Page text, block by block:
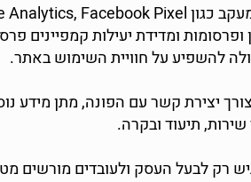
ומדידת יעילות קמפיינים
להשפיע על חוויית השימוש באתר.
יצירת קשר עם הפונה, מתן מידע
תיעוד ובקרה.
רק לבעל העסק ולעובדים מורשים